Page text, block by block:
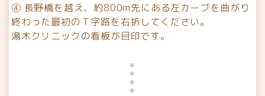
④ 長野橋を越え、約800m先にある左カーブを曲がり
終わった最初のＴ字路を右折してください。
湯木クリニックの看板が目印です。